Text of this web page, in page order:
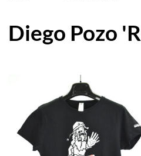
Diego Pozo